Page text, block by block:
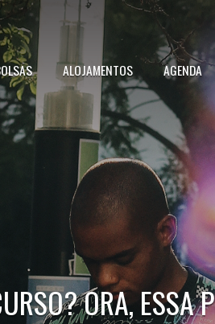
ALOJAMENTOS AGENDA
ORA, ESSA